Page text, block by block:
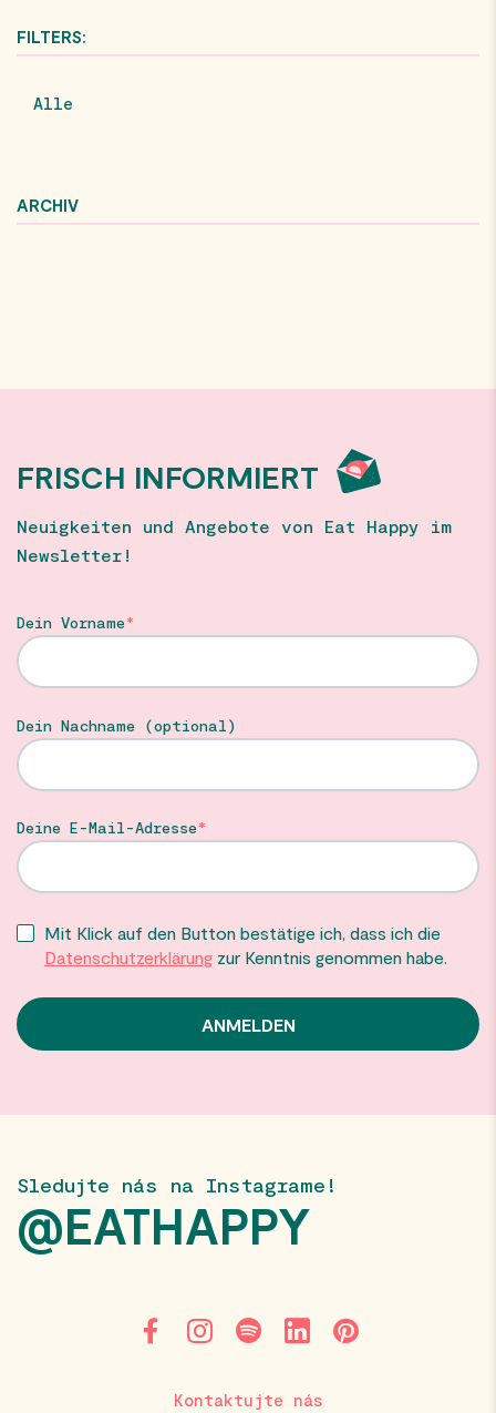
FILTERS:
Alle
ARCHIV
FRISCH INFORMIERT
Neuigkeiten und Angebote von Eat Happy im
Newsletter!
Dein Vorname
Dein Nachname (optional)
Deine E-Mail-Adresse
Mit Klick auf den Button bestätige ich, dass ich die
Datenschutzerklärung zur Kenntnis genommen habe.
Sledujte nás na Instagrame!
@EATHAPPY
Kontaktujte nás